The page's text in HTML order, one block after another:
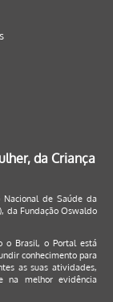
da Criança
de Saúde da
da Fundação Oswaldo
o Brasil, o Portal está
conhecimento para
as suas atividades,
na melhor evidência